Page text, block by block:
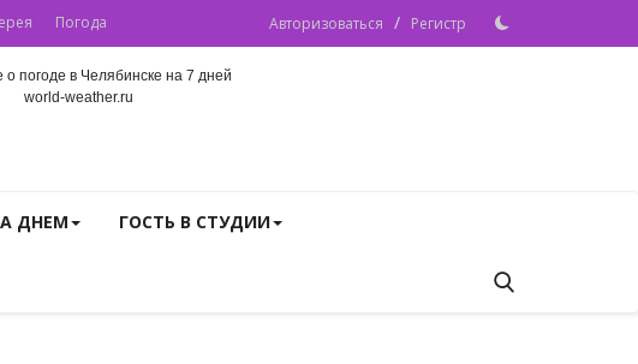
Погода Авторизоваться / Регистр
о погоде в Челябинске на 7 дней
world-weather.ru
ДНЕМ ГОСТЬ В СТУДИИ